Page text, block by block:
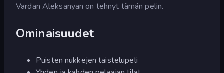
Vardan Aleksanyan on tehnyt tämän pelin.
Ominaisuudet
Puisten nukkejen taistelupeli